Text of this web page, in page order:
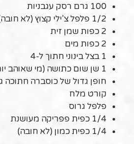
100 גרם רסק עגבניות
1/2 פלפל צ’ילי קצוץ (לא חובה)
2 כפות שמן זית
2 כפות מים
1 בצל בינוני חתוך ל-4
1 שן שום כתושה (מי שאוהב יותר, יכול להוסיף)
חופן גדול של כוסברה חתוכה
קורט מלח
פלפל גרוס
1/4 כפית פפריקה מעושנת
1/4 כפית כמון (לא חובה)